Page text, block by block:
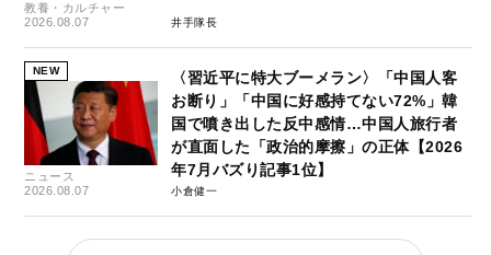
教養・カルチャー
2026.08.07
井手隊長
NEW
ニュース
2026.08.07
〈習近平に特大ブーメラン〉「中国人客
お断り」「中国に好感持てない72%」韓
国で噴き出した反中感情…中国人旅行者
が直面した「政治的摩擦」の正体【2026
年7月バズり記事1位】
小倉健一